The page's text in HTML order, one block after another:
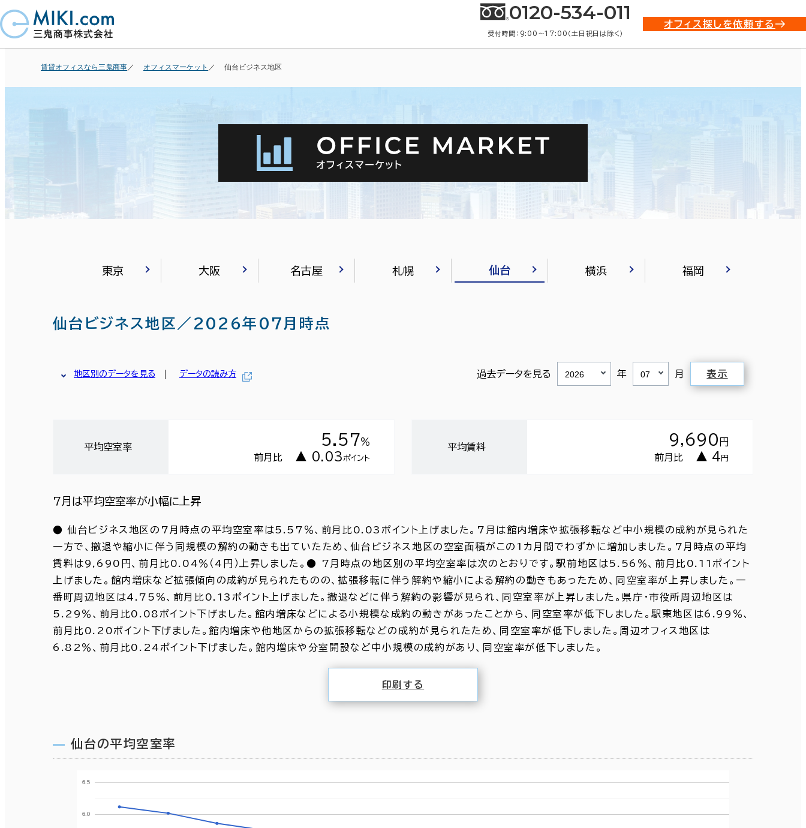
0120-534-011
受付時間：9:00〜17:00（土日祝日は除く）
オフィス探しを依頼する
賃貸オフィスなら三鬼商事 オフィスマーケット 仙台ビジネス地区
東京 大阪 名古屋 札幌 仙台 横浜 福岡
仙台ビジネス地区／2026年07月時点
地区別のデータを見る データの読み方 過去データを見る 年 月 表示
平均空室率 5.57％
前月比
▲ 0.03 ポイント
平均賃料 9,690 円
前月比
▲ 4 円
７月は平均空室率が小幅に上昇
● 仙台ビジネス地区の7月時点の平均空室率は5.57％、前月比0.03ポイント上げました。7月は館内増床や拡張移転など中小規模の成約が見られた
一方で、撤退や縮小に伴う同規模の解約の動きも出ていたため、仙台ビジネス地区の空室面積がこの1カ月間でわずかに増加しました。7月時点の平均
賃料は9,690円、前月比0.04％（4円）上昇しました。● 7月時点の地区別の平均空室率は次のとおりです。駅前地区は5.56％、前月比0.11ポイント
上げました。館内増床など拡張傾向の成約が見られたものの、拡張移転に伴う解約や縮小による解約の動きもあったため、同空室率が上昇しました。一
番町周辺地区は4.75％、前月比0.13ポイント上げました。撤退などに伴う解約の影響が見られ、同空室率が上昇しました。県庁・市役所周辺地区は
5.29％、前月比0.08ポイント下げました。館内増床などによる小規模な成約の動きがあったことから、同空室率が低下しました。駅東地区は6.99％、
前月比0.20ポイント下げました。館内増床や他地区からの拡張移転などの成約が見られたため、同空室率が低下しました。周辺オフィス地区は
6.82％、前月比0.24ポイント下げました。館内増床や分室開設など中小規模の成約があり、同空室率が低下しました。
印刷する
仙台の平均空室率
6.0
6.5